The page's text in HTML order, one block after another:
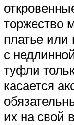
торжество
платье
с
туфли
касается
их на свой